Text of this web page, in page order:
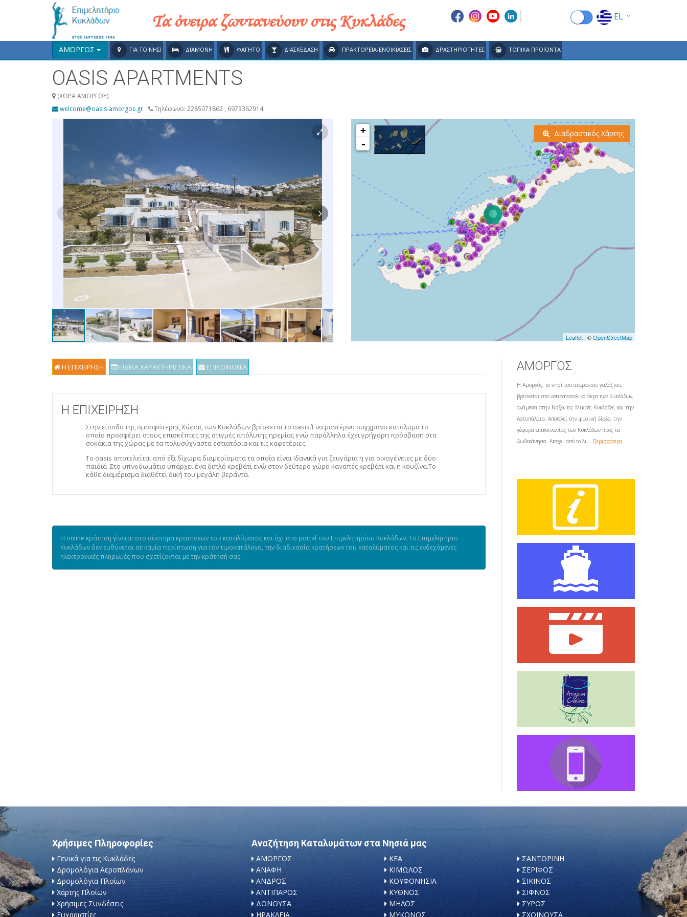
Τα όνειρα ζωντανεύουν στις Κυκλάδες EL
EN
FR
ES
RU
CN
ΑΜΟΡΓΟΣ ΓΙΑ ΤΟ ΝΗΣΙ ΔΙΑΜΟΝΗ ΦΑΓΗΤΟ ΔΙΑΣΚΕΔΑΣΗ ΠΡΑΚΤΟΡΕΙΑ-ΕΝΟΙΚΙΑΣΕΙΣ ΔΡΑΣΤΗΡΙΟΤΗΤΕΣ ΤΟΠΙΚΑ ΠΡΟΪΟΝΤΑ
OASIS APARTMENTS
(ΧΩΡΑ ΑΜΟΡΓΟΥ)
welcome@oasis-amorgos.gr
Τηλέφωνο: 2285071862 , 6973362914
+
-
Leaflet | ©OpenStreetMap
Διαδραστικός Χάρτης
Η ΕΠΙΧΕΙΡΗΣΗ ΕΙΔΙΚΑ ΧΑΡΑΚΤΗΡΙΣΤΙΚΑ ΕΠΙΚΟΙΝΩΝΙΑ
Η ΕΠΙΧΕΙΡΗΣΗ
Στην είσοδο της ομορφότερης Χώρας των Κυκλάδων βρίσκεται το oasis.Ένα μοντέρνο συγχρονο κατάλυμα το
οποίο προσφέρει στους επισκέπτες της στιγμές απόλυτης ηρεμίας ενώ παράλληλα έχει γρήγορη πρόσβαση στα
σοκάκια της χώρας με τα πολυσύχναστα εστιατόρια και τις καφετέριες.
Το oasis αποτελείται από έξι δίχωρα διαμερίσματα τα οποία είναι Ιδανικά για ζευγάρια η για οικογένειες με δύο
παιδιά .Στο υπνοδωμάτιο υπάρχει ένα διπλό κρεβάτι ενώ στον δεύτερο χώρο καναπές κρεβάτι και η κουζίνα.Το
κάθε διαμέρισμα διαθέτει δική του μεγάλη βεράντα.
Η online κράτηση γίνεται στο σύστημα κρατήσεων του καταλύματος και όχι στο portal του Επιμελητηρίου Κυκλάδων. Το Επιμελητήριο
Κυκλάδων δεν ευθύνεται σε καμία περίπτωση για τον τιμοκατάλογο, την διαδικασία κρατήσεων του καταλύματος και τις ενδεχόμενες
ηλεκτρονικές πληρωμές που σχετίζονται με την κράτησή σας.
ΑΜΟΡΓΟΣ
Η Αμοργός, το νησί του απέραντου γαλάζιου,
βρίσκεται στο νοτιοανατολικό άκρο των Κυκλάδων,
ανάμεσα στην Νάξο, τις Μικρές Κυκλάδες και την
Αστυπάλαια. Αποτελεί την φυσική δίοδο, την
γέφυρα επικοινωνίας των Κυκλάδων προς τα
Δωδεκάνησα. Απέχει από το λι... Περισσότερα
Χρήσιμες Πληροφορίες
Γενικά για τις Κυκλάδες
Δρομολόγια Αεροπλάνων
Δρομολόγια Πλοίων
Χάρτης Πλοίων
Χρήσιμες Συνδέσεις
Ευχαριστίες
Αναζήτηση Καταλυμάτων στα Νησιά μας
ΑΜΟΡΓΟΣ
ΑΝΑΦΗ
ΑΝΔΡΟΣ
ΑΝΤΙΠΑΡΟΣ
ΔΟΝΟΥΣΑ
ΗΡΑΚΛΕΙΑ
ΚΕΑ
ΚΙΜΩΛΟΣ
ΚΟΥΦΟΝΗΣΙΑ
ΚΥΘΝΟΣ
ΜΗΛΟΣ
ΜΥΚΟΝΟΣ
ΣΑΝΤΟΡΙΝΗ
ΣΕΡΙΦΟΣ
ΣΙΚΙΝΟΣ
ΣΙΦΝΟΣ
ΣΥΡΟΣ
ΣΧΟΙΝΟΥΣΑ